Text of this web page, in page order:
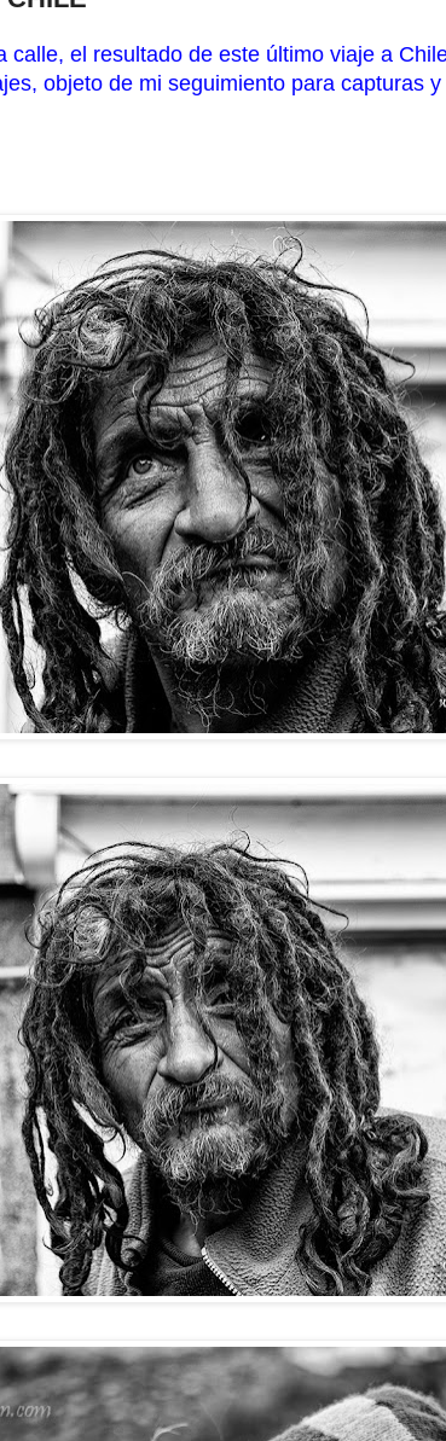
calle, el resultado de este último viaje a
objeto de mi seguimiento para capturas